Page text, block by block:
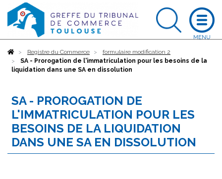
AccueilRegistre du Commerce
formulaire modification 2
SA - Prorogation de l'immatriculation pour les besoins de la
liquidation dans une SA en dissolution
SA - PROROGATION DE
L'IMMATRICULATION POUR LES
BESOINS DE LA LIQUIDATION
DANS UNE SA EN DISSOLUTION